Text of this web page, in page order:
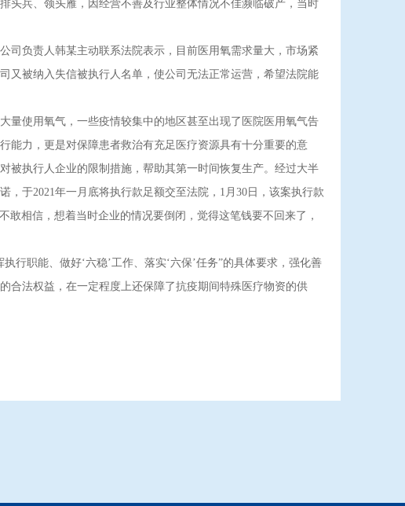
头兵、领头雁，因经营不善及行业整体情况不佳濒临破产，当时
负责人韩某主动联系法院表示，目前医用氧需求量大，市场紧
又被纳入失信被执行人名单，使公司无法正常运营，希望法院能
使用氧气，一些疫情较集中的地区甚至出现了医院医用氧气告
能力，更是对保障患者救治有充足医疗资源具有十分重要的意
被执行人企业的限制措施，帮助其第一时间恢复生产。经过大半
于2021年一月底将执行款足额交至法院，1月30日，该案执行款
相信，想着当时企业的情况要倒闭，觉得这笔钱要不回来了，
职能、做好‘六稳’工作、落实‘六保’任务”的具体要求，强化善
合法权益，在一定程度上还保障了抗疫期间特殊医疗物资的供